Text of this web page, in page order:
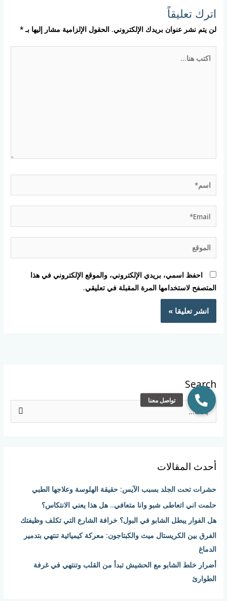
اترك تعليقاً
لن يتم نشر عنوان بريدك الإلكتروني. الحقول الإلزامية مشار إليها بـ*
اسم*
Email*
الموقع
احفظ اسمي، بريدي الإلكتروني، والموقع الإلكتروني في هذا
المتصفح لاستخدامها المرة المقبلة في تعليقي.
Search
ث
ن
:
أحدث المقالات
حشرات تحت الجلد بسبب الآيس: حقيقة الهلوسة وعلاجها الطبي
حلمت اني اتعاطى شبو وانا متعافي.. هل هذا يعني الانتكاس؟
هل الفوار يبطل الشابو في البول؟ خرافة الشارع التي تكلف وظيفتك
الفرق بين الكريستال ميث والكبتاجون: معركة كيميائية تنتهي بتدمير
الدماغ
أضرار خلط الشابو مع الحشيش تبدأ من القلب وتنتهي في غرفة
الطوارئ